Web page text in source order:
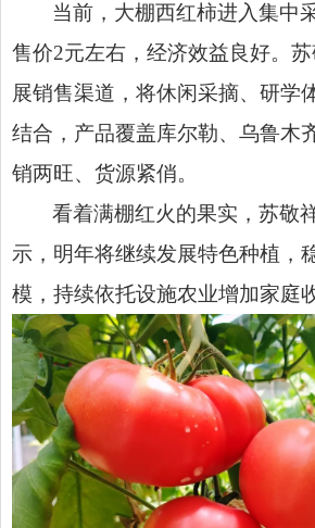
当前，大棚西红柿进入集中
售价2元左右，经济效益良好。
展销售渠道，将休闲采摘、研学
结合，产品覆盖库尔勒、乌鲁木
销两旺、货源紧俏。
看着满棚红火的果实，苏敬
示，明年将继续发展特色种植，
模，持续依托设施农业增加家庭